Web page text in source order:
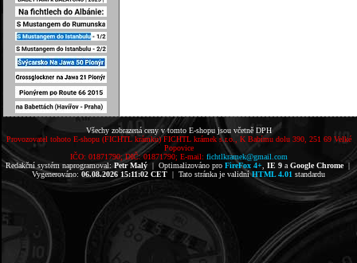
Všechy zobrazená ceny v tomto E-shopu jsou včetně DPH
Provozovatel tohoto E-shopu (FICHTL krámku) FICHTL krámek s.r.o., K Babímu dolu 390, 251 69 Velké
Popovice
IČO: 01871790; DIČ: 01871790; E-mail: fichtlkramek@gmail.com
Redakční systém naprogramoval:Petr Malý| Optimalizováno pro FireFox 4+, IE 9a Google Chrome|
Vygenerováno: 06.08.2026 15:11:02 CET | Tato stránka je validníHTML 4.01 standardu